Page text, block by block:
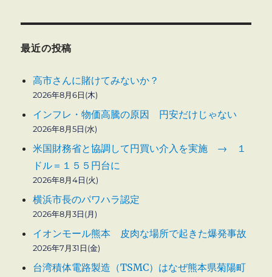
最近の投稿
高市さんに賭けてみないか？
2026年8月6日(木)
インフレ・物価高騰の原因 円安だけじゃない
2026年8月5日(水)
米国財務省と協調して円買い介入を実施 → １
ドル＝１５５円台に
2026年8月4日(火)
横浜市長のパワハラ認定
2026年8月3日(月)
イオンモール熊本 皮肉な場所で起きた爆発事故
2026年7月31日(金)
台湾積体電路製造（TSMC）はなぜ熊本県菊陽町